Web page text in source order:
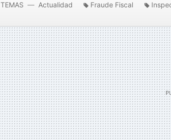
TEMAS Actualidad Fraude Fiscal